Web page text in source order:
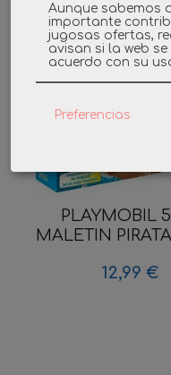
PLAYMOBIL
MALETIN
12,99 €
Aunque sabemos
importante
jugosas ofertas,
avisan si la web
acuerdo con su
Preferencias